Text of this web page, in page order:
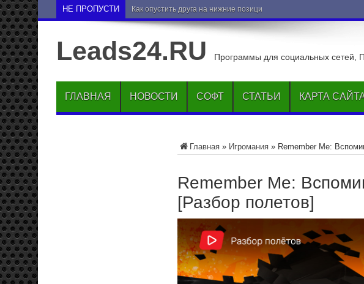
НЕ ПРОПУСТИ Как опустить друга на нижние позиции ВКонтакте
Leads24.RU Программы для социальных сетей,
ГЛАВНАЯ НОВОСТИ СОФТ СТАТЬИ КАРТА
Главная » Игромания » Remember Me:
Remember Me:
[Разбор полетов]